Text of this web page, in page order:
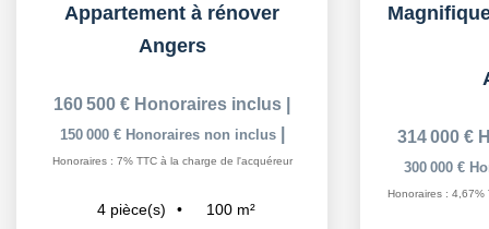
Appartement à rénover
Angers
160 500 € Honoraires inclus
150 000 € Honoraires non inclus
Honoraires : 7% TTC à la charge de l'acquéreur
4 pièce(s) 100 m²
314 000 €
300 000 €
Honoraires : 4,67%